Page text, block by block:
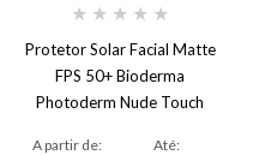
★ ★ ★ ★ ★
Protetor Solar Facial Matte
FPS 50+ Bioderma
Photoderm Nude Touch
A partir de:
Até: